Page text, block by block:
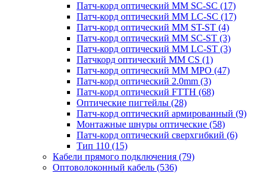
Патч-корд оптический MM SC-SC (17)
Патч-корд оптический MM LC-SC (17)
Патч-корд оптический MM ST-ST (4)
Патч-корд оптический MM SC-ST (3)
Патч-корд оптический MM LC-ST (3)
Патчкорд оптический MM CS (1)
Патч-корд оптический MM MPO (47)
Патч-корд оптический 2.0mm (3)
Патч-корд оптический FTTH (68)
Оптические пигтейлы (28)
Патч-корд оптический армированный (9)
Монтажные шнуры оптические (58)
Патч-корд оптический сверхгибкий (6)
Тип 110 (15)
Кабели прямого подключения (79)
Оптоволоконный кабель (536)